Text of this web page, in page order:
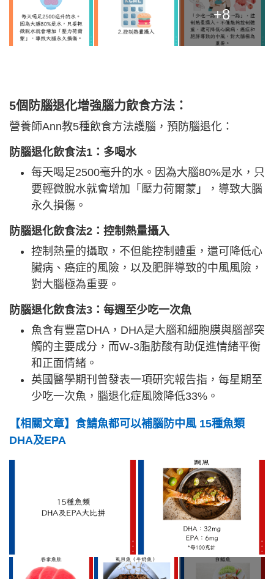
+8
5個防腦退化增強腦力飲食方法：
營養師Ann教5種飲食方法護腦，預防腦退化：
防腦退化飲食法1：多喝水
每天喝足2500毫升的水。因為大腦80%是水，只
要輕微脫水就會增加「壓力荷爾蒙」，導致大腦
永久損傷。
防腦退化飲食法2 ：控制熱量攝入
控制熱量的攝取，不但能控制體重，還可降低心
臟病、癌症的風險，以及肥胖導致的中風風險，
對大腦極為重要。
防腦退化飲食法3 ：每週至少吃一次魚
魚含有豐富DHA，DHA是大腦和細胞膜與腦部突
觸的主要成分，而W-3脂肪酸有助促進情緒平衡
和正面情緒。
英國醫學期刊曾發表一項研究報告指，每星期至
少吃一次魚，腦退化症風險降低33%。
【相關文章】食鯖魚都可以補腦防中風 15種魚類
DHA及EPA